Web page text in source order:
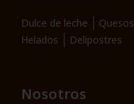
Dulce de leche Quesos
Helados
Delipostres
Nosotros